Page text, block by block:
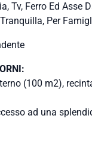
Tv, Ferro Ed Asse
Per
(100 m2),
ad una